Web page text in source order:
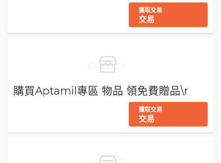
獲取交易
交易
購買Aptamil專區 物品 領免費贈品\r
獲取交易
交易